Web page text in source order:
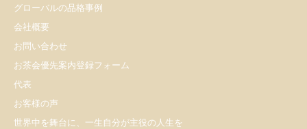
​グローバルの品格事例
会社概要
お問い合わせ
お茶会優先案内登録フォーム
代表
お客様の声
世界中を舞台に、一生自分が主役の人生を